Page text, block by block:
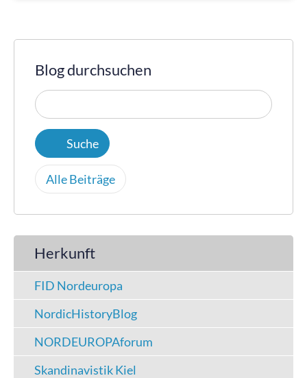
Blog durchsuchen
Alle Beiträge
Herkunft
FID Nordeuropa
NordicHistoryBlog
NORDEUROPAforum
Skandinavistik Kiel